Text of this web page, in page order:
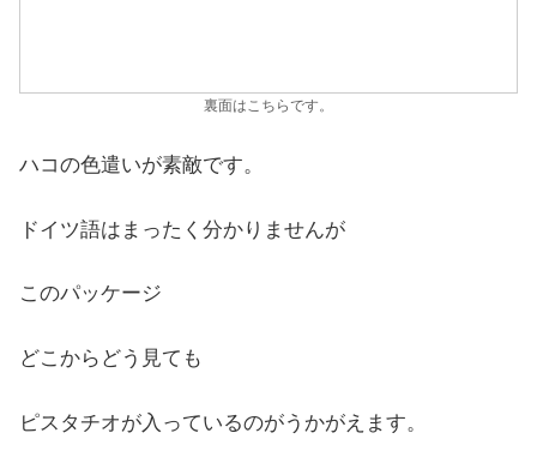
裏面はこちらです。
ハコの色遣いが素敵です。
ドイツ語はまったく分かりませんが
このパッケージ
どこからどう見ても
ピスタチオが入っているのがうかがえます。